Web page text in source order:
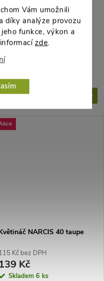
Vám umožnili
díky analýze provozu
funkce, výkon a
zde.
NARCIS 40 taupe
Kč bez DPH
139 Kč
Skladem 6 ks